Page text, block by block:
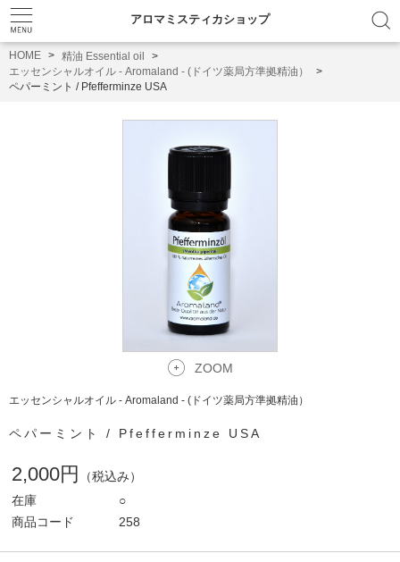
アロマミスティカショップ
HOME
精油 Essential oil
エッセンシャルオイル - Aromaland - (ドイツ薬局方準拠精油）
ペパーミント / Pfefferminze USA
ZOOM
エッセンシャルオイル - Aromaland - (ドイツ薬局方準拠精油）
ペパーミント / Pfefferminze USA
2,000円
（税込み）
在庫
○
商品コード
258